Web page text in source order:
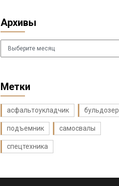
Архивы
Архивы
Метки
асфальтоукладчик бульдозер
подъемник самосвалы
спецтехника